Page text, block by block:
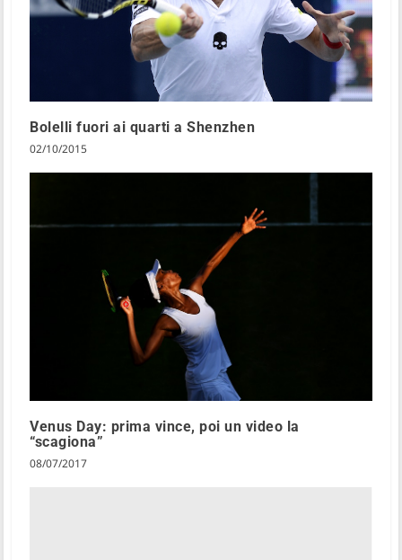
Bolelli fuori ai quarti a Shenzhen
02/10/2015
Venus Day: prima vince, poi un video la
“scagiona”
08/07/2017